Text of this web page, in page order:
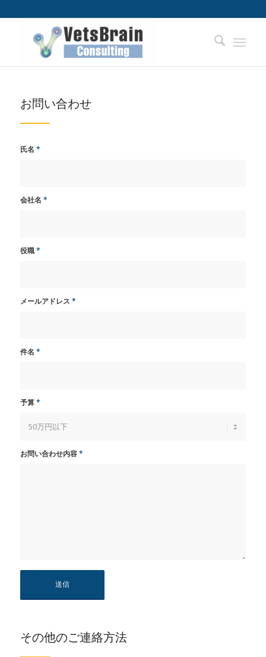
お問い合わせ
氏名 *
会社名 *
役職*
メールアドレス *
件名 *
予算*
お問い合わせ内容*
その他のご連絡方法